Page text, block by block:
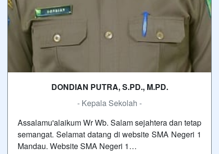
DONDIAN PUTRA, S.PD., M.PD.
- Kepala Sekolah -
Assalamu'alaikum Wr Wb. Salam sejahtera dan tetap
semangat. Selamat datang di website SMA Negeri 1
Mandau. Website SMA Negeri 1…